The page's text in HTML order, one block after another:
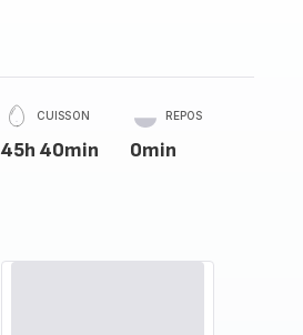
CUISSON
45h 40min
REPOS
0min